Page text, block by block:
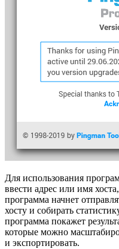
Для использования
ввести адрес или имя
программа начнет
хосту и собирать
программа покажет
которые можно
и экспортировать.